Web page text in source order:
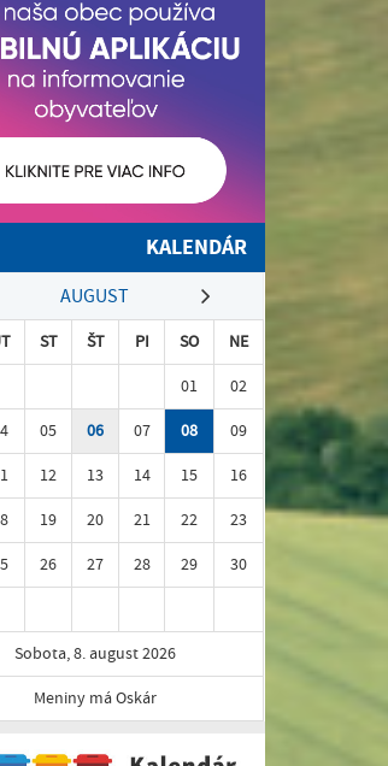
KALENDÁR
AUGUST
ST ŠT PI SO
NE
01
02
05 06 07 08
09
12 13 14 15
16
19 20 21 22
23
26 27 28 29
30
Sobota, 8. august 2026
Meniny má Oskár